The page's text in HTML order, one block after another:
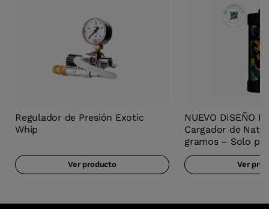
Regulador de Presión Exotic
Whip
Ver producto
NUEVO DISEÑO
Cargador de Nata
gramos – Solo
Ver